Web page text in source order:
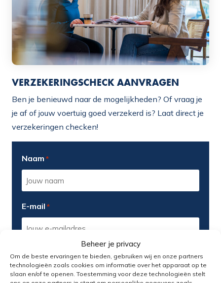
Beheer je privacy
Om de beste ervaringen te bieden, gebruiken wij en onze partners
technologieën zoals cookies om informatie over het apparaat op te
slaan en/of te openen. Toestemming voor deze technologieën stelt
VERZEKERINGSCHECK AANVRAGEN
Ben je benieuwd naar de mogelijkheden? Of vraag je
je af of jouw voertuig goed verzekerd is? Laat direct je
verzekeringen checken!
Naam *
E-mail *
Telefoonnummer *